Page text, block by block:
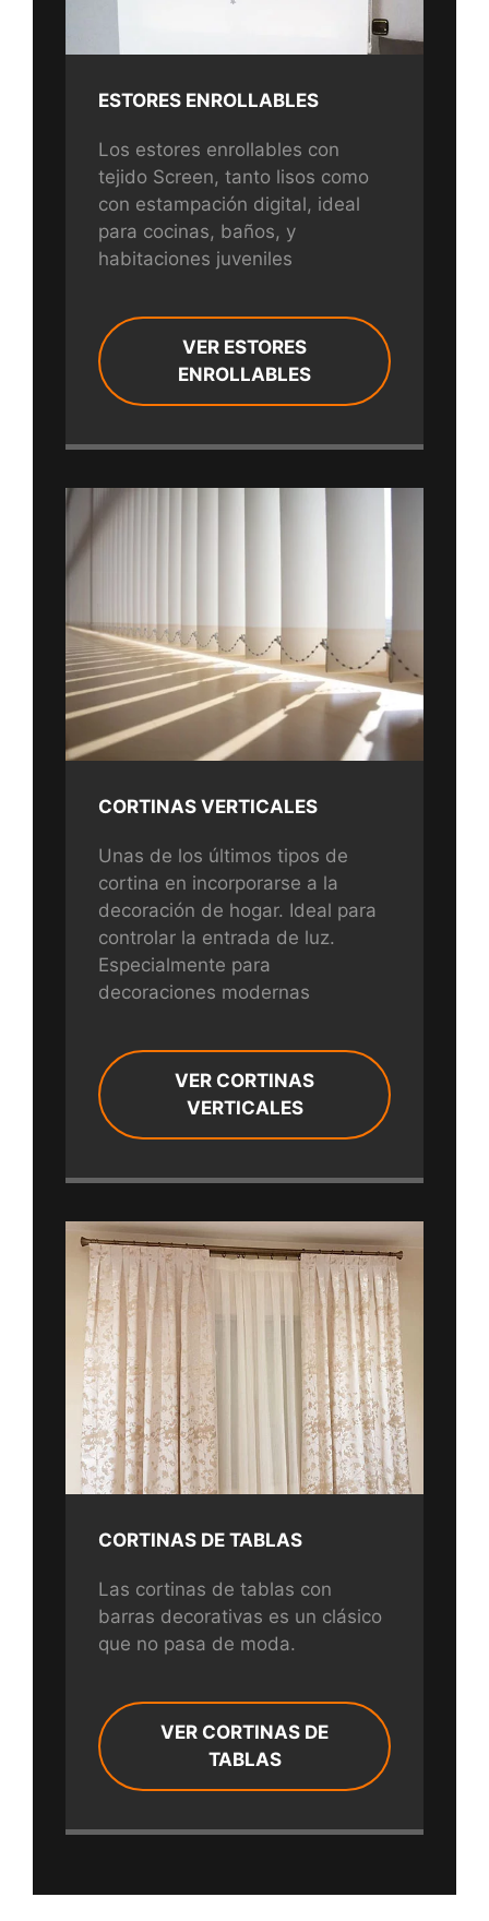
ESTORES ENROLLABLES
Los estores enrollables con
tejido Screen, tanto lisos como
con estampación digital, ideal
para cocinas, baños, y
habitaciones juveniles
VER ESTORES
ENROLLABLES
CORTINAS VERTICALES
Unas de los últimos tipos de
cortina en incorporarse a la
decoración de hogar. Ideal para
controlar la entrada de luz.
Especialmente para
decoraciones modernas
VER CORTINAS
VERTICALES
CORTINAS DE TABLAS
Las cortinas de tablas con
barras decorativas es un clásico
que no pasa de moda.
VER CORTINAS DE
TABLAS